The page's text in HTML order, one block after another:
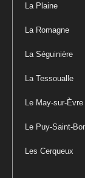
La Plaine
La Romagne
La Séguinière
La Tessoualle
Le May-sur-Èvre
Le Puy-Saint-
Les Cerqueux